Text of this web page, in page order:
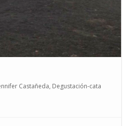
Castañeda, Degustación-cata